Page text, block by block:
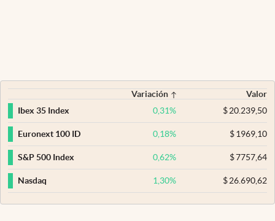
Variación
Valor
Ibex 35 Index
0,31% $20.239,50
Euronext 100 ID 0,18% $1969,10
S&P 500 Index 0,62% $7757,64
Nasdaq 1,30% $26.690,62